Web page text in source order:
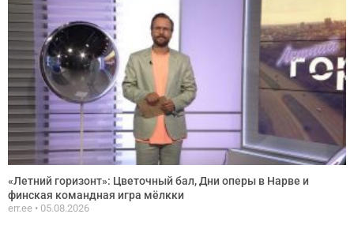
«Летний горизонт»: Цветочный бал, Дни оперы в Нарве и
финская командная игра мёлкки
err.ee 05.08.2026